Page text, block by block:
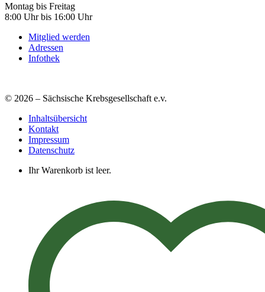
Montag bis Freitag
8:00 Uhr bis 16:00 Uhr
Mitglied werden
Adressen
Infothek
© 2026 – Sächsische Krebsgesellschaft e.v.
Inhaltsübersicht
Kontakt
Impressum
Datenschutz
Ihr Warenkorb ist leer.